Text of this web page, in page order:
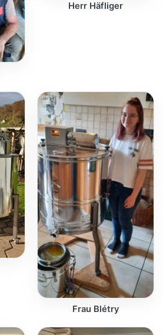
Herr Häfliger
Frau Blétry